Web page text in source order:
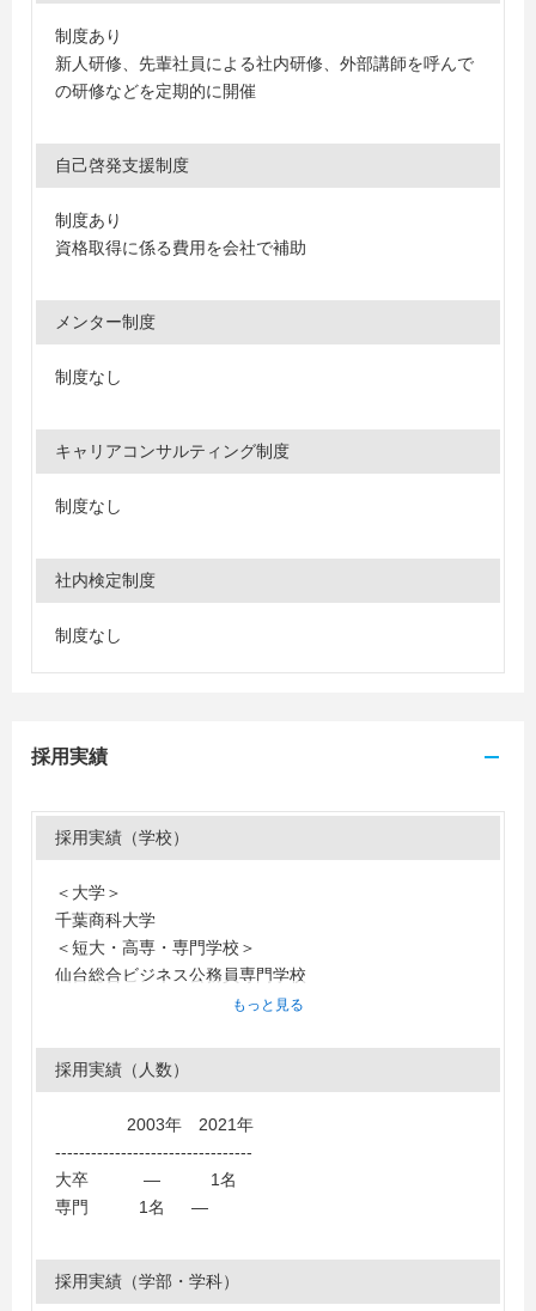
制度あり
新人研修、先輩社員による社内研修、外部講師を呼んで
の研修などを定期的に開催
自己啓発支援制度
制度あり
資格取得に係る費用を会社で補助
メンター制度
制度なし
キャリアコンサルティング制度
制度なし
社内検定制度
制度なし
採用実績
採用実績（学校）
＜大学＞
千葉商科大学
＜短大・高専・専門学校＞
仙台総合ビジネス公務員専門学校
もっと見る
採用実績（人数）
2003年 2021年
---------------------------------
大卒 ― 1名
専門 1名 ―
採用実績（学部・学科）